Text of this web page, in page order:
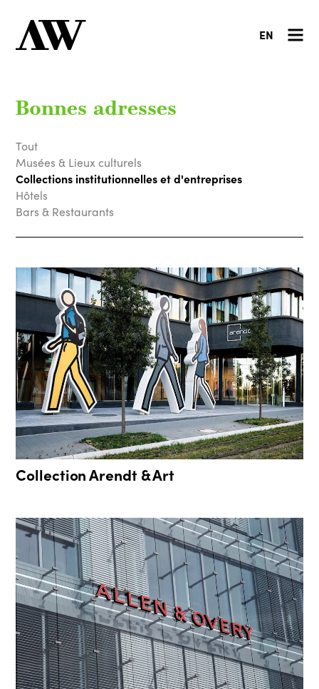
EN
Bonnes adresses
Tout
Musées & Lieux culturels
Collections institutionnelles et d'entreprises
Hôtels
Bars & Restaurants
Collection Arendt & Art